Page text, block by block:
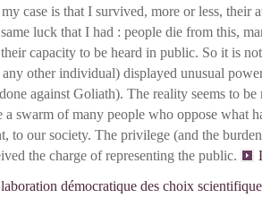
case is that I survived, more or less, their
luck that I had : people die from this,
capacity to be heard in public. So it is
other individual) displayed unusual
against Goliath). The reality seems to
swarm of many people who oppose what
to our society. The privilege (and the
the charge of representing the public.
démocratique des choix